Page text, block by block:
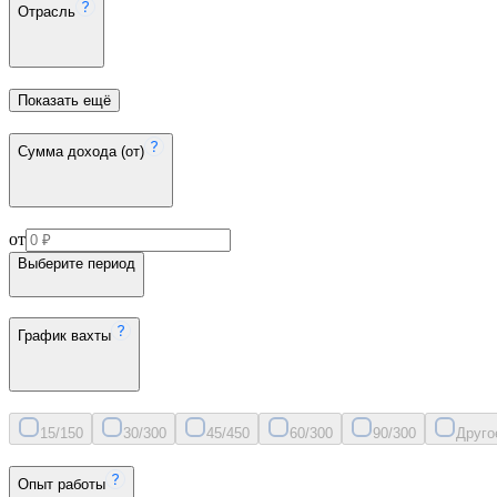
Отрасль
Показать ещё
Сумма дохода (от)
от
Выберите период
График вахты
15/150 30/300 45/450 60/300 90/300
Опыт работы